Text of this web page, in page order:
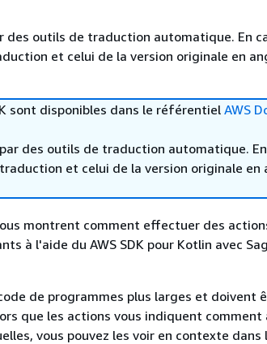
outils de traduction automatique. En
et celui de la version originale en
sont disponibles dans le référentiel AWS
des outils de traduction automatique.
et celui de la version originale en
montrent comment effectuer des
à l'aide du AWS SDK pour Kotlin avec
de programmes plus larges et doivent
que les actions vous indiquent comment
vous pouvez les voir en contexte dans